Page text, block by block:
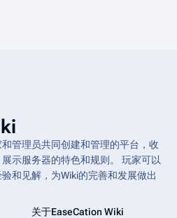
管理员共同创建和管理的平台，收
示服务器的特色和规则。 玩家可以
和见解，为Wiki的完善和发展做出
关于EaseCation Wiki